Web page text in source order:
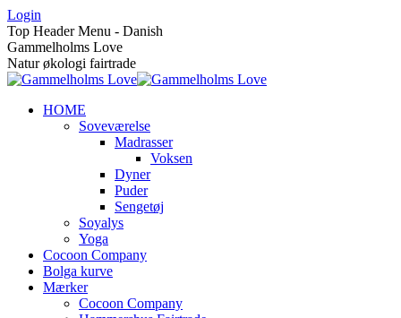
Skip
to
content
Login
Top Header Menu - Danish
Gammelholms Love
Natur økologi fairtrade
HOME
Soveværelse
Madrasser
Voksen
Dyner
Puder
Sengetøj
Soyalys
Yoga
Cocoon Company
Bolga kurve
Mærker
Cocoon Company